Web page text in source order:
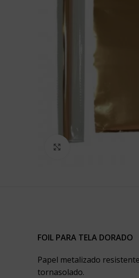
FOIL PARA TELA DORADO
Papel metalizado
tornasolado.